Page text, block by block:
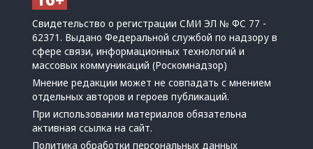
Свидетельство о регистрации СМИ ЭЛ № ФС 77 -
62371. Выдано Федеральной службой по надзору в
сфере связи, информационных технологий и
массовых коммуникаций (Роскомнадзор)
Мнение редакции может не совпадать с мнением
отдельных авторов и героев публикаций.
При использовании материалов обязательна
активная ссылка на сайт.
Политика обработки персональных данных